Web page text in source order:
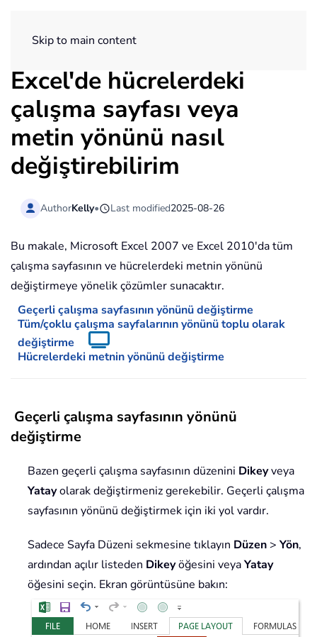
Skip to main content
Excel'de hücrelerdeki
çalışma sayfası veya
metin yönünü nasıl
değiştirebilirim
AuthorKelly• Last modified2025-08-26
Bu makale, Microsoft Excel 2007 ve Excel 2010'da tüm
çalışma sayfasının ve hücrelerdeki metnin yönünü
değiştirmeye yönelik çözümler sunacaktır.
Geçerli çalışma sayfasının yönünü değiştirme
Tüm/çoklu çalışma sayfalarının yönünü toplu olarak
değiştirme
Hücrelerdeki metnin yönünü değiştirme
Geçerli çalışma sayfasının yönünü
değiştirme
Bazen geçerli çalışma sayfasının düzenini Dikeyveya
Yatayolarak değiştirmeniz gerekebilir. Geçerli çalışma
sayfasının yönünü değiştirmek için iki yol vardır.
Sadece Sayfa Düzeni sekmesine tıklayın Düzen > Yön,
ardından açılır listeden Dikeyöğesini veyaYatay
öğesini seçin. Ekran görüntüsüne bakın: